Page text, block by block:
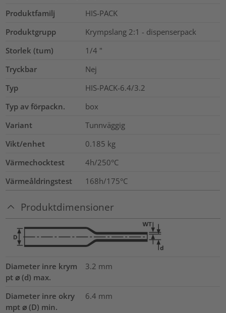
Produktfamilj
HIS-PACK
Produktgrupp
Krympslang 2:1 - dispenserpack
Storlek (tum)
1/4 "
Tryckbar
Nej
Typ
HIS-PACK-6.4/3.2
Typ av förpackn.
box
Variant
Tunnväggig
Vikt/enhet
0.185 kg
Värmechocktest
4h/250°C
Värmeåldringstest
168h/175°C
Produktdimensioner
Diameter inre krym
pt ⌀ (d) max.
3.2 mm
Diameter inre okry
mpt ⌀ (D) min.
6.4 mm